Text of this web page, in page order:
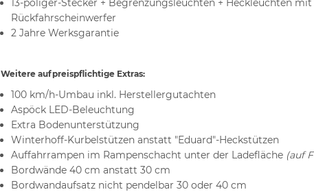
13-poliger-Stecker + Begrenzungsleuchten + Heckleuchten mit
Rückfahrscheinwerfer
2 Jahre Werksgarantie
Weitere aufpreispflichtige Extras:
100 km/h-Umbau inkl. Herstellergutachten
Aspöck LED-Beleuchtung
Extra Bodenunterstützung
Winterhoff-Kurbelstützen anstatt "Eduard"-Heckstützen
Auffahrrampen im Rampenschacht unter der Ladefläche (auf
Bordwände 40 cm anstatt 30 cm
Bordwandaufsatz nicht pendelbar 30 oder 40 cm